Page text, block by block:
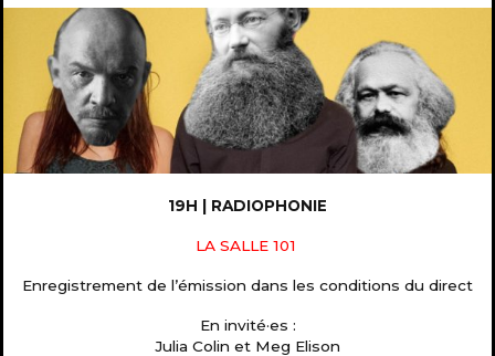
19H | RADIOPHONIE
LA SALLE 101
Enregistrement de l’émission dans les conditions du direct
En invité·es :
Julia Colin et Meg Elison